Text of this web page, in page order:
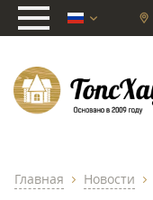
Главная chevron_right Новости chevron_right